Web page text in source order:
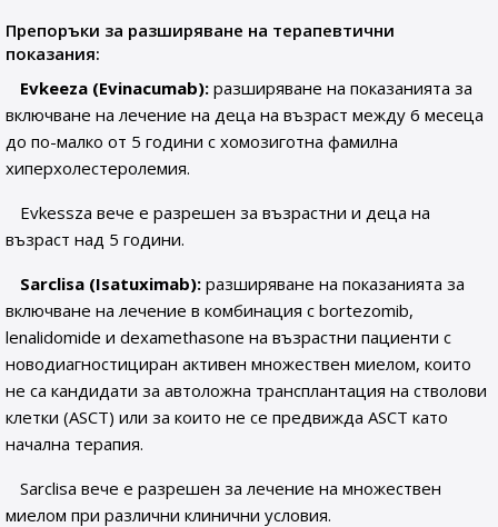
Препоръки за разширяване на терапевтични
показания:
Evkeeza (Evinacumab): разширяване на показанията за
включване на лечение на деца на възраст между 6 месеца
до по-малко от 5 години с хомозиготна фамилна
хиперхолестеролемия.
Evkessza вече е разрешен за възрастни и деца на
възраст над 5 години.
Sarclisa (Isatuximab): разширяване на показанията за
включване на лечение в комбинация с bortezomib,
lenalidomide и dexamethasone на възрастни пациенти с
новодиагностициран активен множествен миелом, които
не са кандидати за автоложна трансплантация на стволови
клетки (ASCT) или за които не се предвижда ASCT като
начална терапия.
Sarclisa вече е разрешен за лечение на множествен
миелом при различни клинични условия.